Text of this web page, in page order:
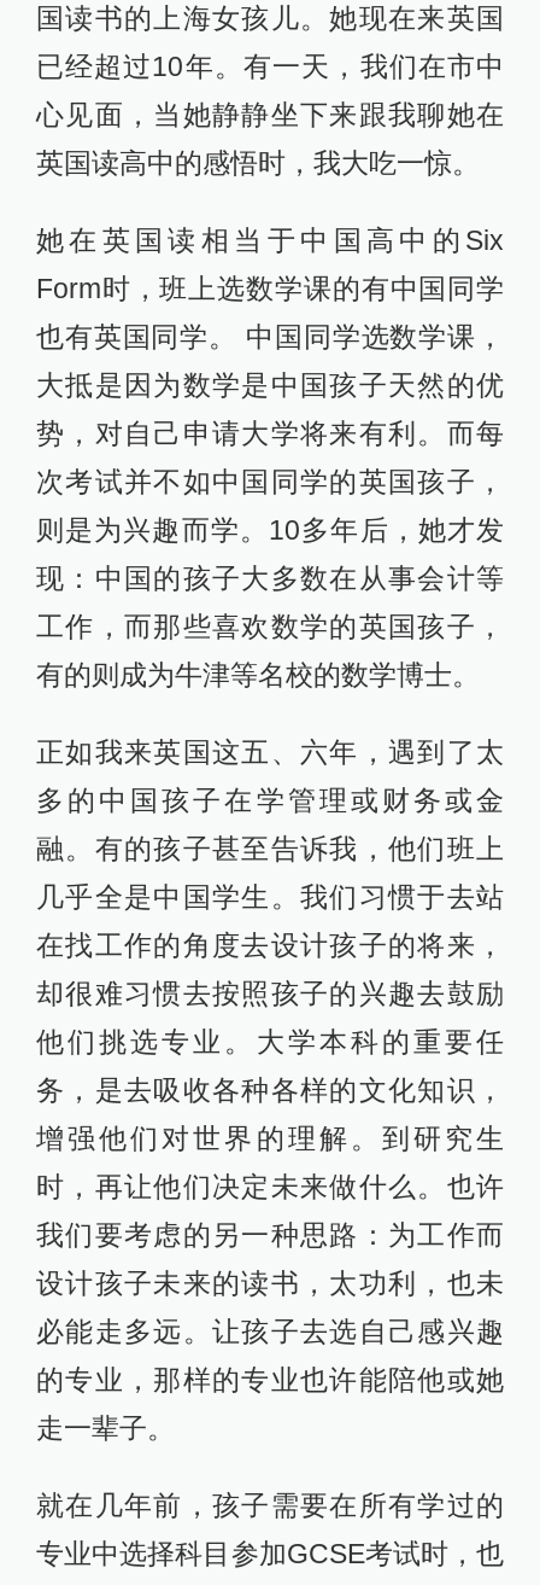
国读书的上海女孩儿。她现在来英国
已经超过10年。有一天，我们在市中
心见面，当她静静坐下来跟我聊她在
英国读高中的感悟时，我大吃一惊。
她在英国读相当于中国高中的Six
Form时，班上选数学课的有中国同学
也有英国同学。 中国同学选数学课，
大抵是因为数学是中国孩子天然的优
势，对自己申请大学将来有利。而每
次考试并不如中国同学的英国孩子，
则是为兴趣而学。10多年后，她才发
现：中国的孩子大多数在从事会计等
工作，而那些喜欢数学的英国孩子，
有的则成为牛津等名校的数学博士。
正如我来英国这五、六年，遇到了太
多的中国孩子在学管理或财务或金
融。有的孩子甚至告诉我，他们班上
几乎全是中国学生。我们习惯于去站
在找工作的角度去设计孩子的将来，
却很难习惯去按照孩子的兴趣去鼓励
他们挑选专业。大学本科的重要任
务，是去吸收各种各样的文化知识，
增强他们对世界的理解。到研究生
时，再让他们决定未来做什么。也许
我们要考虑的另一种思路：为工作而
设计孩子未来的读书，太功利，也未
必能走多远。让孩子去选自己感兴趣
的专业，那样的专业也许能陪他或她
走一辈子。
就在几年前，孩子需要在所有学过的
专业中选择科目参加GCSE考试时，也